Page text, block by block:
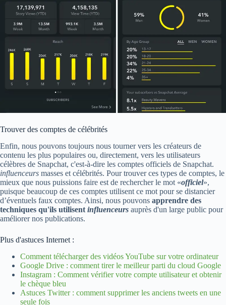
Trouver des comptes de célébrités
Enfin, nous pouvons toujours nous tourner vers les créateurs de
contenu les plus populaires ou, directement, vers les utilisateurs
célèbres de Snapchat, c'est-à-dire les comptes officiels de Snapchat.
influenceurs masses et célébrités. Pour trouver ces types de comptes, le
mieux que nous puissions faire est de rechercher le mot «officiel»,
puisque beaucoup de ces comptes utilisent ce mot pour se distancier
d’éventuels faux comptes. Ainsi, nous pouvons apprendre des
techniques qu'ils utilisent influenceurs auprès d'un large public pour
améliorer nos publications.
Plus d'astuces Internet :
Comment télécharger des vidéos YouTube sur votre ordinateur
Google Drive : comment tirer le meilleur parti du cloud Google
Instagram : Comment vérifier votre compte utilisateur et obtenir
le chèque bleu
Astuces Twitter : comment supprimer les anciens tweets en une
seule fois